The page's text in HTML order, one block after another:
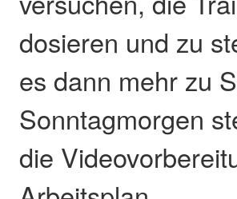
dosieren und zu
es dann mehr zu
Sonntagmorgen
die